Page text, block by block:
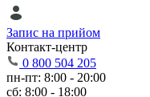
Запис на прийом
Контакт-центр
0 800 504 205
пн-пт: 8:00 - 20:00
сб: 8:00 - 18:00